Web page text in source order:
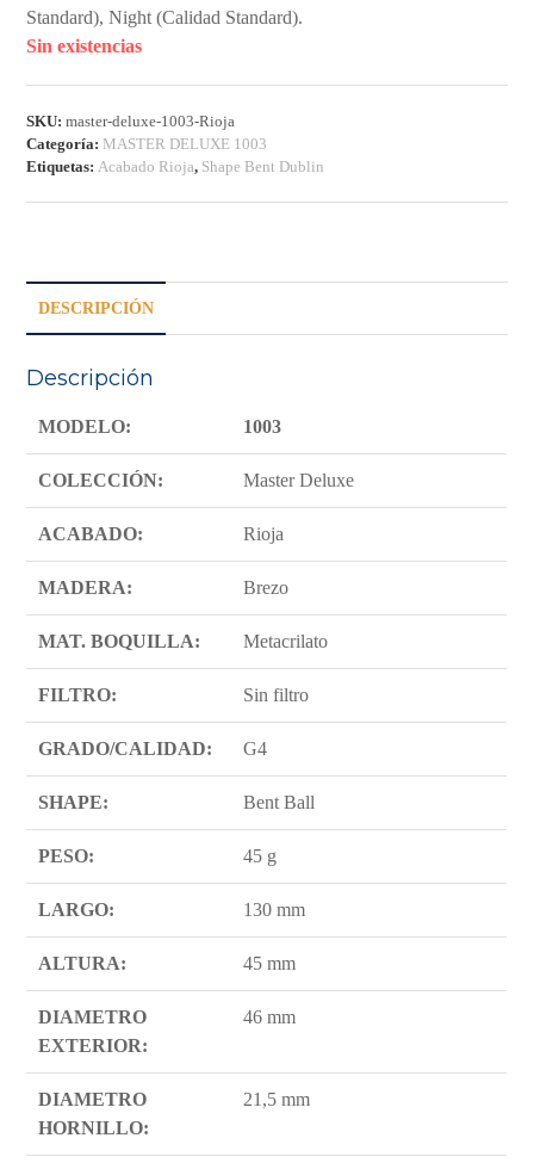
Standard), Night (Calidad Standard).
Sin existencias
SKU:master-deluxe-1003-Rioja
Categoría: MASTER DELUXE 1003
Etiquetas: Acabado Rioja, Shape Bent Dublin
DESCRIPCIÓN
Descripción
MODELO: 1003
COLECCIÓN: Master Deluxe
ACABADO: Rioja
MADERA: Brezo
MAT. BOQUILLA: Metacrilato
FILTRO: Sin filtro
GRADO/CALIDAD: G4
SHAPE: Bent Ball
PESO: 45 g
LARGO: 130 mm
ALTURA: 45 mm
DIAMETRO
EXTERIOR:
46 mm
DIAMETRO
HORNILLO:
21,5 mm